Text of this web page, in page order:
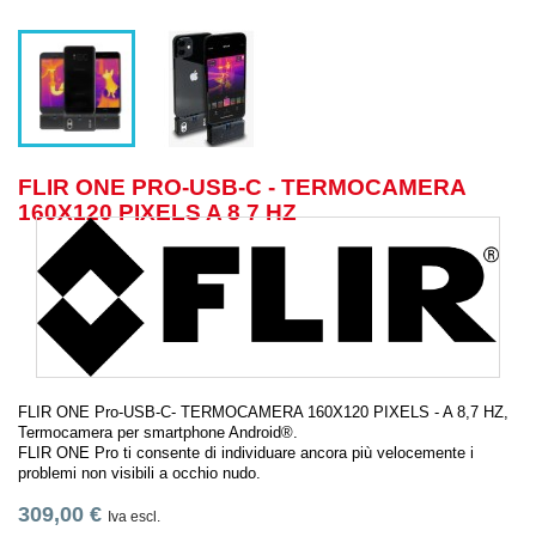
FLIR ONE PRO-USB-C - TERMOCAMERA
160X120 PIXELS A 8 7 HZ
FLIR ONE Pro-USB-C- TERMOCAMERA 160X120 PIXELS - A 8,7 HZ,
Termocamera per smartphone Android®.
FLIR ONE Pro ti consente di individuare ancora più velocemente i
problemi non visibili a occhio nudo.
309,00 € Iva escl.